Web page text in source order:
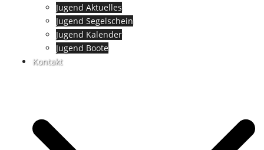
Jugend Aktuelles
Jugend Segelschein
Jugend Kalender
Jugend Boote
Kontakt